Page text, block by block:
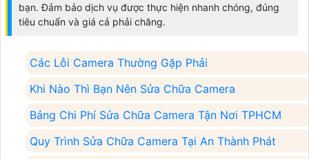
bạn. Đảm bảo dịch vụ được thực hiện nhanh chóng, đúng
tiêu chuẩn và giá cả phải chăng.
Các Lỗi Camera Thường Gặp Phải
Khi Nào Thì Bạn Nên Sửa Chữa Camera
Bảng Chi Phí Sửa Chữa Camera Tận Nơi TPHCM
Quy Trình Sửa Chữa Camera Tại An Thành Phát